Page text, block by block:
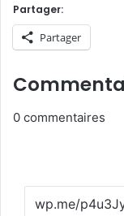
Partager:
Partager
0 commentaires